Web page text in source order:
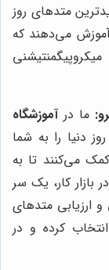
متدهای روز
آموزش می‌دهند که
ما درآموزشگاه
دنیا را به شما
می‌کنند تا به
کار، یک سر
و ارزیابی متدهای
کرده و در